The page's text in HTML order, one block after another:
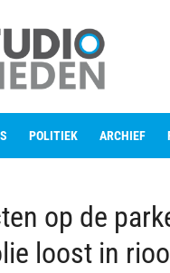
POLITIEK ARCHIEF
op de
loost in